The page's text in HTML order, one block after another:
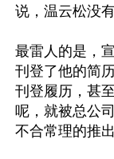
说，温云松没
最雷人的是，
刊登了他的简
刊登履历，甚
呢，就被总公
不合常理的推